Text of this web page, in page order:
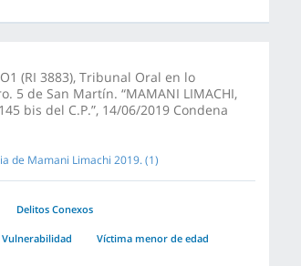
(RI 3883), Tribunal Oral en lo
5 de San Martín. “MAMANI LIMACHI,
bis del C.P.”, 14/06/2019 Condena
de Mamani Limachi 2019. (1)
Delitos Conexos
Víctima menor de edad